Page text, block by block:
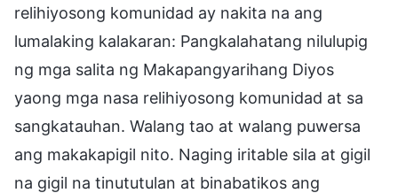
relihiyosong komunidad ay nakita na ang
lumalaking kalakaran: Pangkalahatang nilulupig
ng mga salita ng Makapangyarihang Diyos
yaong mga nasa relihiyosong komunidad at sa
sangkatauhan. Walang tao at walang puwersa
ang makakapigil nito. Naging iritable sila at gigil
na gigil na tinututulan at binabatikos ang